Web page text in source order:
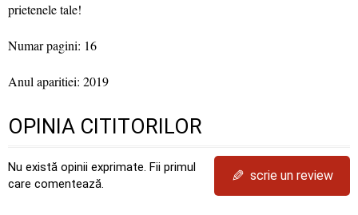
prietenele tale!
Numar pagini: 16
Anul aparitiei: 2019
OPINIA CITITORILOR
Nu există opinii exprimate. Fii primul
care comentează.
✎ scrie un review